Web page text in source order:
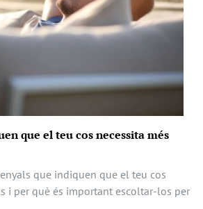
que el teu cos necessita més
que indiquen que el teu cos
i per què és important escoltar-los per